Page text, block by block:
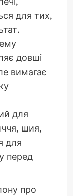
для тих,
довші
вимагає
для
шия,
для
перед
про